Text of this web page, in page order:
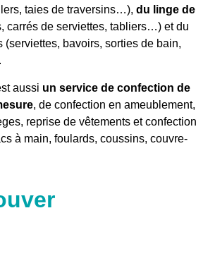
taies de traversins…), du l inge de
carrés de serviettes, tabliers…) et du
(serviettes, bavoirs, sorties de bain,
aussi un service de confection de
, de confection en ameublement,
reprise de vêtements et confection
à main, foulards, coussins, couvre-